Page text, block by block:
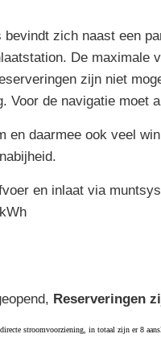
bevindt zich naast een
De maximale
zijn niet
Voor de navigatie moet
en daarmee ook veel
en inlaat via
Reserveringen
stroomvoorziening, in totaal zijn er 8